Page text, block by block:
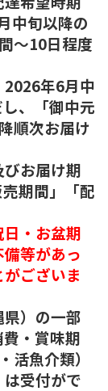
中旬以降の
～10日程度
年6月中
、「御中元
順次お届け
お届け期
期間」「配
・お盆期
等があっ
ございま
）の一部
・賞味期
活魚介類）
受付がで